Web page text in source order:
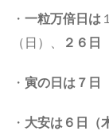
・ 一粒万倍日は
（日）、
２６日
・ 寅の日は ７日
・ 大安は ６日（